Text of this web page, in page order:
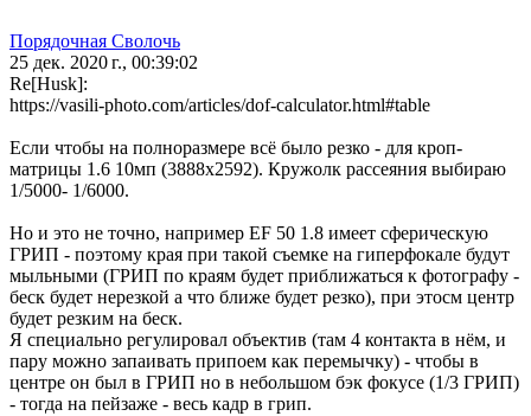
Порядочная Сволочь
25 дек. 2020 г., 00:39:02
Re[Husk]:
https://vasili-photo.com/articles/dof-calculator.html#table
Если чтобы на полноразмере всё было резко - для кроп-
матрицы 1.6 10мп (3888х2592). Кружолк рассеяния выбираю
1/5000- 1/6000.
Но и это не точно, например EF 50 1.8 имеет сферическую
ГРИП - поэтому края при такой съемке на гиперфокале будут
мыльными (ГРИП по краям будет приближаться к фотографу -
беск будет нерезкой а что ближе будет резко), при этосм центр
будет резким на беск.
Я специально регулировал объектив (там 4 контакта в нём, и
пару можно запаивать припоем как перемычку) - чтобы в
центре он был в ГРИП но в небольшом бэк фокусе (1/3 ГРИП)
- тогда на пейзаже - весь кадр в грип.